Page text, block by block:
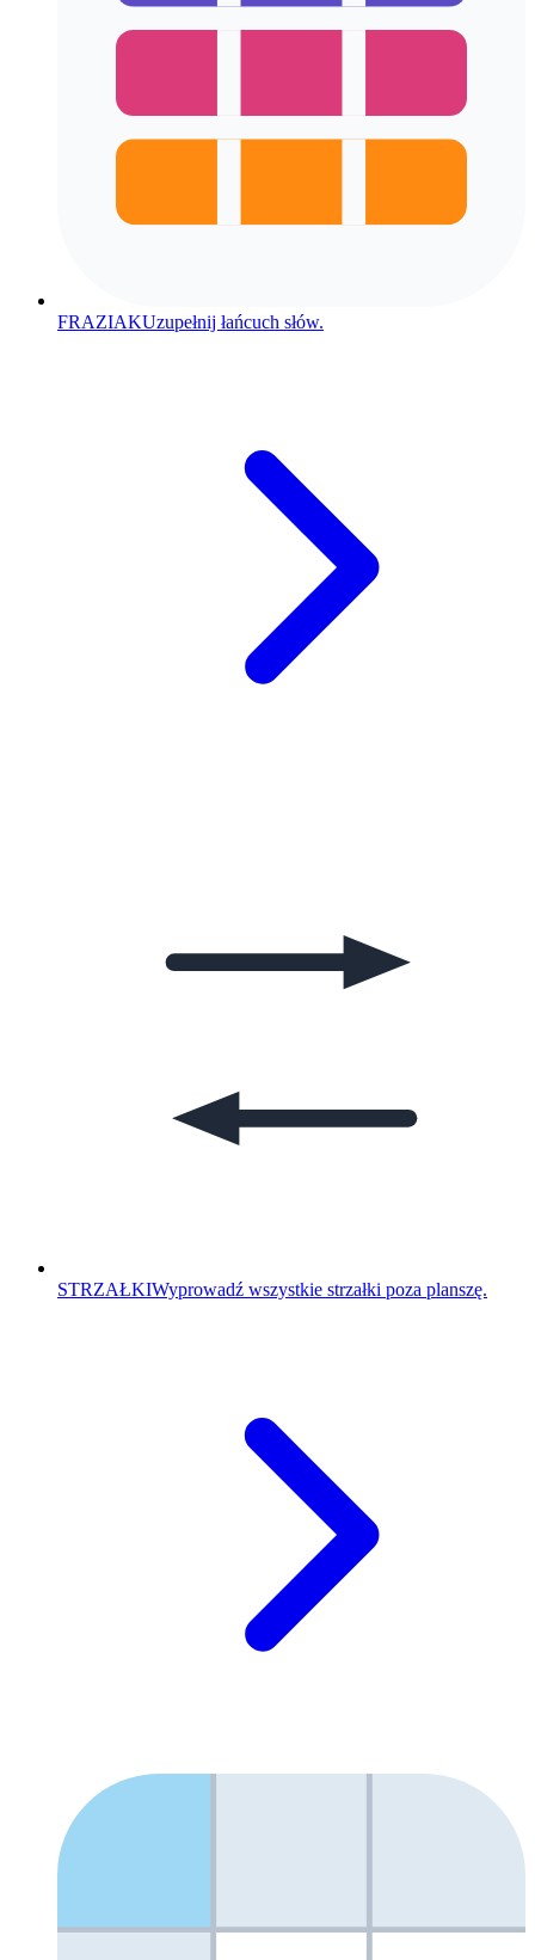
FRAZIAKUzupełnij łańcuch słów.
STRZAŁKIWyprowadź wszystkie strzałki poza planszę.